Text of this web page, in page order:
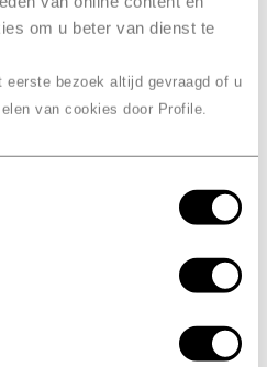
om u beter van dienst te
eerste bezoek altijd gevraagd of u
van cookies door Profile.
van
alle merken en
duidelijke
verplicht
APK-keuring is een kleine –